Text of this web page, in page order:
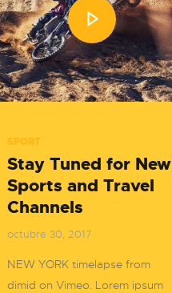
SPORT
Stay Tuned for New
Sports and Travel
Channels
octubre 30, 2017
NEW YORK timelapse from
dimid on Vimeo. Lorem ipsum